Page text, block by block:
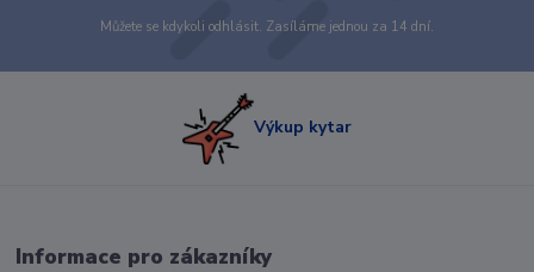
Můžete se kdykoli odhlásit. Zasíláme jednou za 14 dní.
Výkup kytar
Informace pro zákazníky